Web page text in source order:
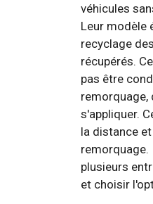
véhicules
Leur modèle
recyclage
récupérés.
pas être
remorquage,
s'appliquer.
la distance
plusieurs
et choisir